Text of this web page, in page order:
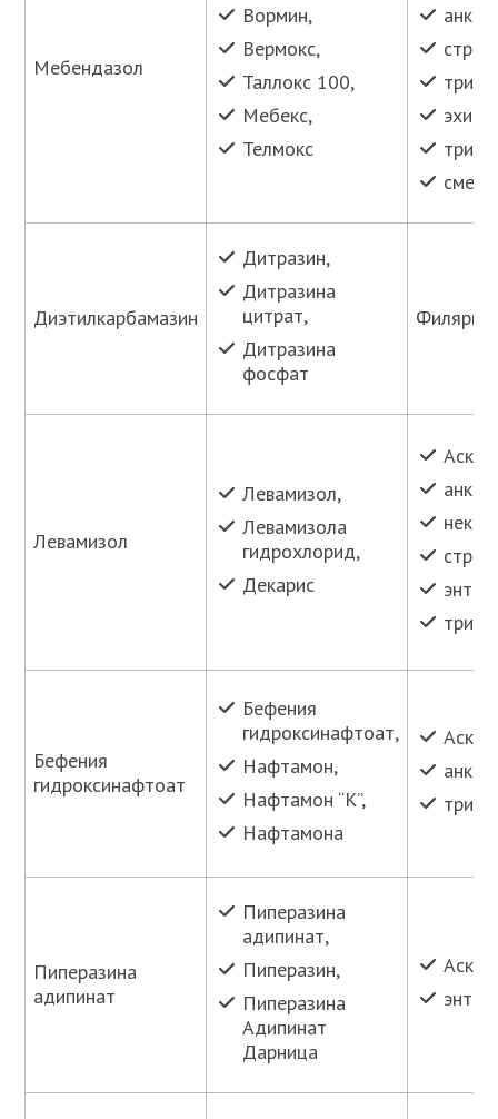
Мебендазол
Вормин,
Вермокс,
Таллокс 100,
Мебекс,
Телмокс
Диэтилкарбамазин
Дитразин,
Дитразина
цитрат,
Дитразина
фосфат
Левамизол
Левамизол,
Левамизола
гидрохлорид,
Декарис
Бефения
гидроксинафтоат
Бефения
гидроксинафтоат,
Нафтамон,
Нафтамон “К”,
Нафтамона
Пиперазина
адипинат
Пиперазина
адипинат,
Пиперазин,
Пиперазина
Адипинат
Дарница